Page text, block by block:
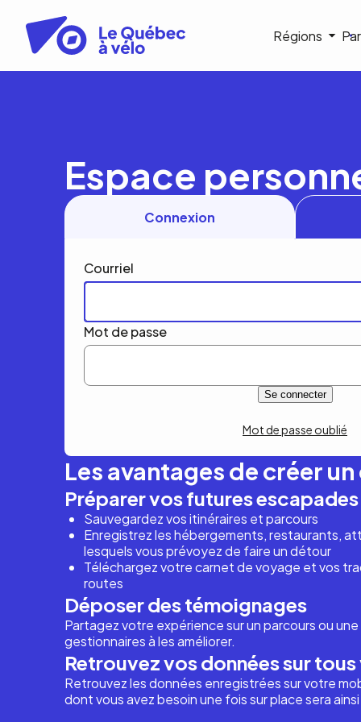
contenu
principal
Régions
Espace
Connexion
Courriel
Mot de passe
Mot de passe oublié
Les avantages de créer
Préparer vos futures escapades
Sauvegardez vos itinéraires et parcours
Enregistrez les hébergements, restaurants,
lesquels vous prévoyez de faire un détour
Téléchargez votre carnet de voyage et vos
routes
Déposer des témoignages
Partagez votre expérience sur un parcours ou
gestionnaires à les améliorer.
Retrouvez vos données sur
Retrouvez les données enregistrées sur votre
dont vous avez besoin une fois sur place sera